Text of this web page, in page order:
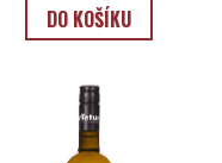
DO KOŠÍKU